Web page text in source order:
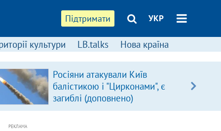
Підтримати УКР
культури LB.talks Нова країна
Росіяни атакували Київ
балістикою і "Цирконами", є
загиблі (доповнено)
РЕКЛАМА